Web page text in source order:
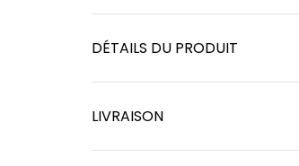
DÉTAILS DU PRODUIT
LIVRAISON